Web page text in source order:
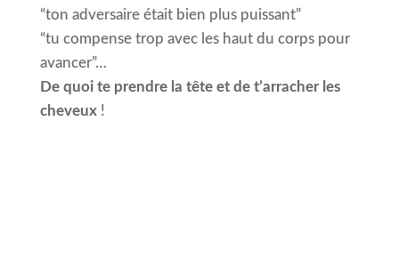
“ton adversaire était bien plus puissant”
“tu compense trop avec les haut du corps pour
avancer”…
De quoi te prendre la tête et de t’arracher les
cheveux !